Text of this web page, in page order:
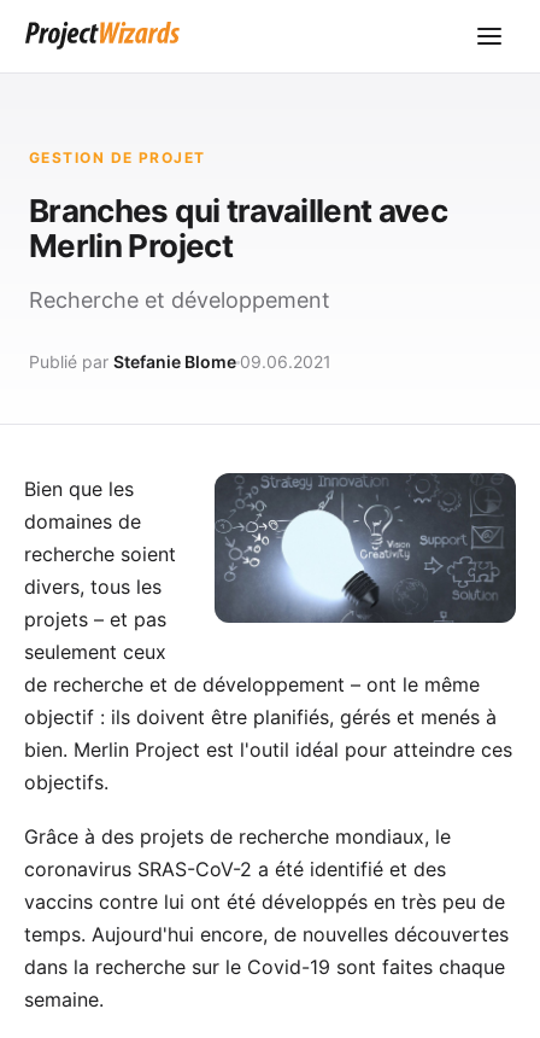
GESTION DE PROJET
Branches qui travaillent avec
Merlin Project
Recherche et développement
Publié par Stefanie Blome 09.06.2021
Bien que les
domaines de
recherche soient
divers, tous les
projets – et pas
seulement ceux
de recherche et de développement – ont le même
objectif : ils doivent être planifiés, gérés et menés à
bien. Merlin Project est l'outil idéal pour atteindre ces
objectifs.
Grâce à des projets de recherche mondiaux, le
coronavirus SRAS-CoV-2 a été identifié et des
vaccins contre lui ont été développés en très peu de
temps. Aujourd'hui encore, de nouvelles découvertes
dans la recherche sur le Covid-19 sont faites chaque
semaine.